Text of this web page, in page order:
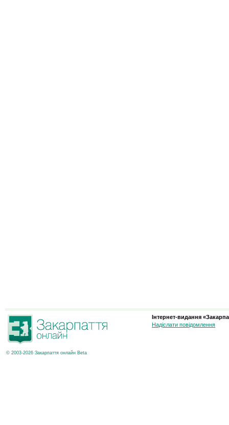
© 2003-2026 Закарпаття онлайн Beta
Інтернет-видання
Надіслати повідомлення